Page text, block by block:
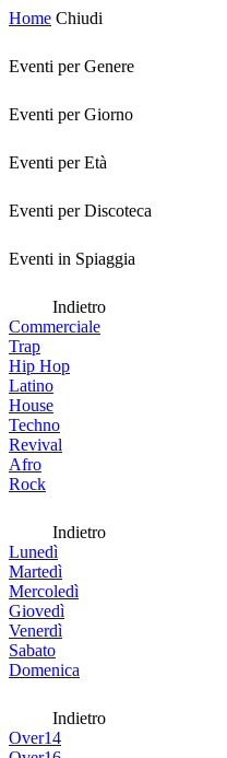
Home Chiudi
Eventi per Genere
Eventi per Giorno
Eventi per Età
Eventi per Discoteca
Eventi in Spiaggia
Indietro
Commerciale
Trap
Hip Hop
Latino
House
Techno
Revival
Afro
Rock
Indietro
Lunedì
Martedì
Mercoledì
Giovedì
Venerdì
Sabato
Domenica
Indietro
Over14